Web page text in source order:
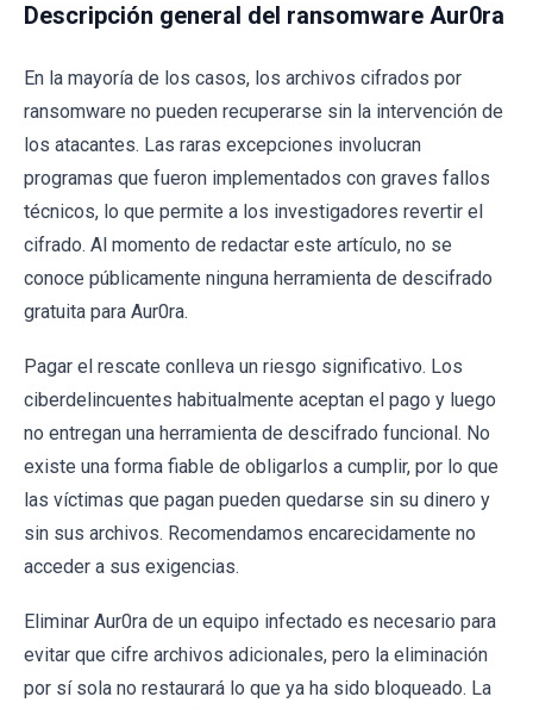
Descripción general del ransomware Aur0ra
En la mayoría de los casos, los archivos cifrados por
ransomware no pueden recuperarse sin la intervención de
los atacantes. Las raras excepciones involucran
programas que fueron implementados con graves fallos
técnicos, lo que permite a los investigadores revertir el
cifrado. Al momento de redactar este artículo, no se
conoce públicamente ninguna herramienta de descifrado
gratuita para Aur0ra.
Pagar el rescate conlleva un riesgo significativo. Los
ciberdelincuentes habitualmente aceptan el pago y luego
no entregan una herramienta de descifrado funcional. No
existe una forma fiable de obligarlos a cumplir, por lo que
las víctimas que pagan pueden quedarse sin su dinero y
sin sus archivos. Recomendamos encarecidamente no
acceder a sus exigencias.
Eliminar Aur0ra de un equipo infectado es necesario para
evitar que cifre archivos adicionales, pero la eliminación
por sí sola no restaurará lo que ya ha sido bloqueado. La